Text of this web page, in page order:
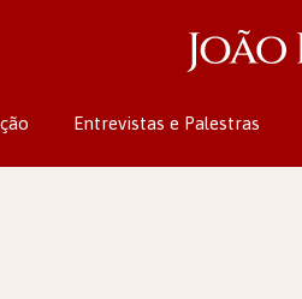
Entrevistas e Palestras